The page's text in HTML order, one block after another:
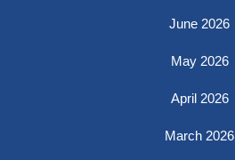
June 2026
May 2026
April 2026
March 2026